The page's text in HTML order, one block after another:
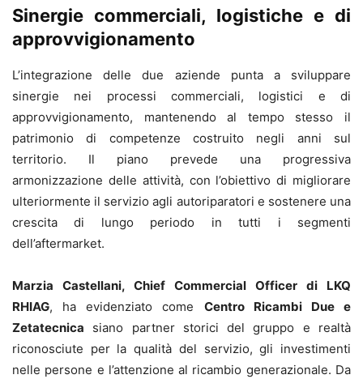
Sinergie commerciali, logistiche e di
approvvigionamento
L’integrazione delle due aziende punta a sviluppare
sinergie nei processi commerciali, logistici e di
approvvigionamento, mantenendo al tempo stesso il
patrimonio di competenze costruito negli anni sul
territorio. Il piano prevede una progressiva
armonizzazione delle attività, con l’obiettivo di migliorare
ulteriormente il servizio agli autoriparatori e sostenere una
crescita di lungo periodo in tutti i segmenti
dell’aftermarket.
Marzia Castellani, Chief Commercial Officer di LKQ
RHIAG, ha evidenziato come Centro Ricambi Due e
Zetatecnica siano partner storici del gruppo e realtà
riconosciute per la qualità del servizio, gli investimenti
nelle persone e l’attenzione al ricambio generazionale. Da